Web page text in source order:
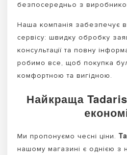
безпосередньо з
Наша компанія забезпечує
сервісу: швидку обробку
консультації та повну
робимо все, щоб покупка
комфортною та вигідною.
Найкраща
Ми пропонуємо чесні ціни.
нашому магазині є однією з